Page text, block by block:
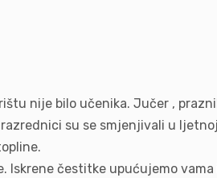
nije bilo učenika. Jučer ,
su se smjenjivali u
Iskrene čestitke upućujemo